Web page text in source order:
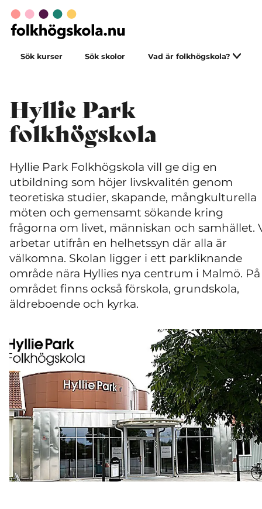
Sök kurser Sök skolor Vad är folkhögskola?
Hyllie Park
folkhögskola
Hyllie Park Folkhögskola vill ge dig en
utbildning som höjer livskvalitén genom
teoretiska studier, skapande, mångkulturella
möten och gemensamt sökande kring
frågorna om livet, människan och samhället.
arbetar utifrån en helhetssyn där alla är
välkomna. Skolan ligger i ett parkliknande
område nära Hyllies nya centrum i Malmö. På
området finns också förskola, grundskola,
äldreboende och kyrka.